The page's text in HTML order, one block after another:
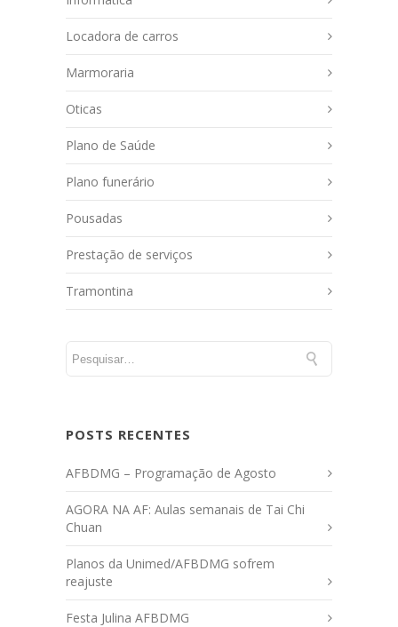
Locadora de carros
Marmoraria
Oticas
Plano de Saúde
Plano funerário
Pousadas
Prestação de serviços
Tramontina
POSTS RECENTES
AFBDMG – Programação de Agosto
AGORA NA AF: Aulas semanais de Tai Chi
Chuan
Planos da Unimed/AFBDMG sofrem
reajuste
Festa Julina AFBDMG